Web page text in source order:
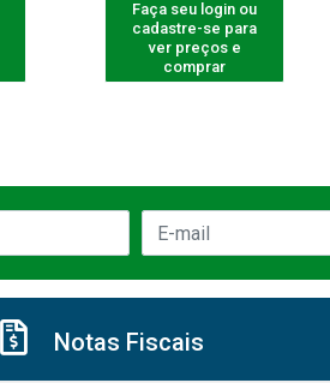
Faça seu login ou
cadastre-se para
ver preços e
comprar
Notas Fiscais